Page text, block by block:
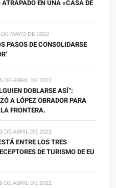
ATRAPADO EN UNA «CASA DE
DE MAYO DE 2022
PASOS DE CONSOLIDARSE
DE ABRIL DE 2022
DOBLARSE ASÍ”:
A LÓPEZ OBRADOR PARA
FRONTERA.
DE ABRIL DE 2022
ENTRE LOS TRES
DE TURISMO DE EU
DE ABRIL DE 2022